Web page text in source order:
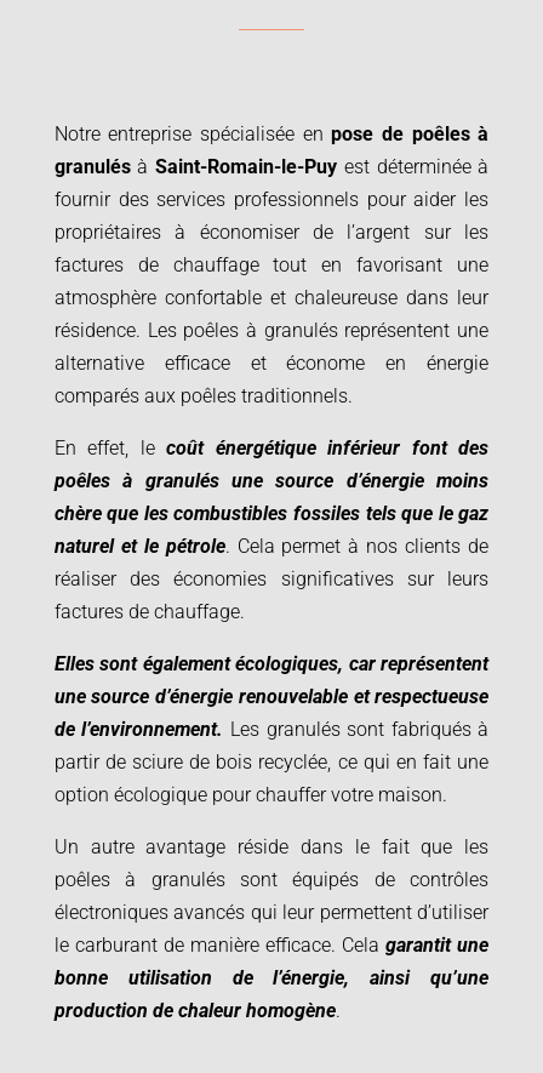
Notre entreprise spécialisée enpose de poêles à
granulésàSaint-Romain-le-Puy est déterminée à
fournir des services professionnels pour aider les
propriétaires à économiser de l’argent sur les
factures de chauffage tout en favorisant une
atmosphère confortable et chaleureuse dans leur
résidence. Les poêles à granulés représentent une
alternative efficace et économe en énergie
comparés aux poêles traditionnels.
En effet, lecoût énergétique inférieur font des
poêles à granulés une source d’énergie moins
chère que les combustibles fossiles tels que le gaz
naturel et le pétrole. Cela permet à nos clients de
réaliser des économies significatives sur leurs
factures de chauffage.
Elles sont également écologiques, car représentent
une source d’énergie renouvelable et respectueuse
de l’environnement. Les granulés sont fabriqués à
partir de sciure de bois recyclée, ce qui en fait une
option écologique pour chauffer votre maison.
Un autre avantage réside dans le fait que les
poêles à granulés sont équipés de contrôles
électroniques avancés qui leur permettent d’utiliser
le carburant de manière efficace. Celagarantit une
bonne utilisation de l’énergie, ainsi qu’une
production de chaleur homogène.